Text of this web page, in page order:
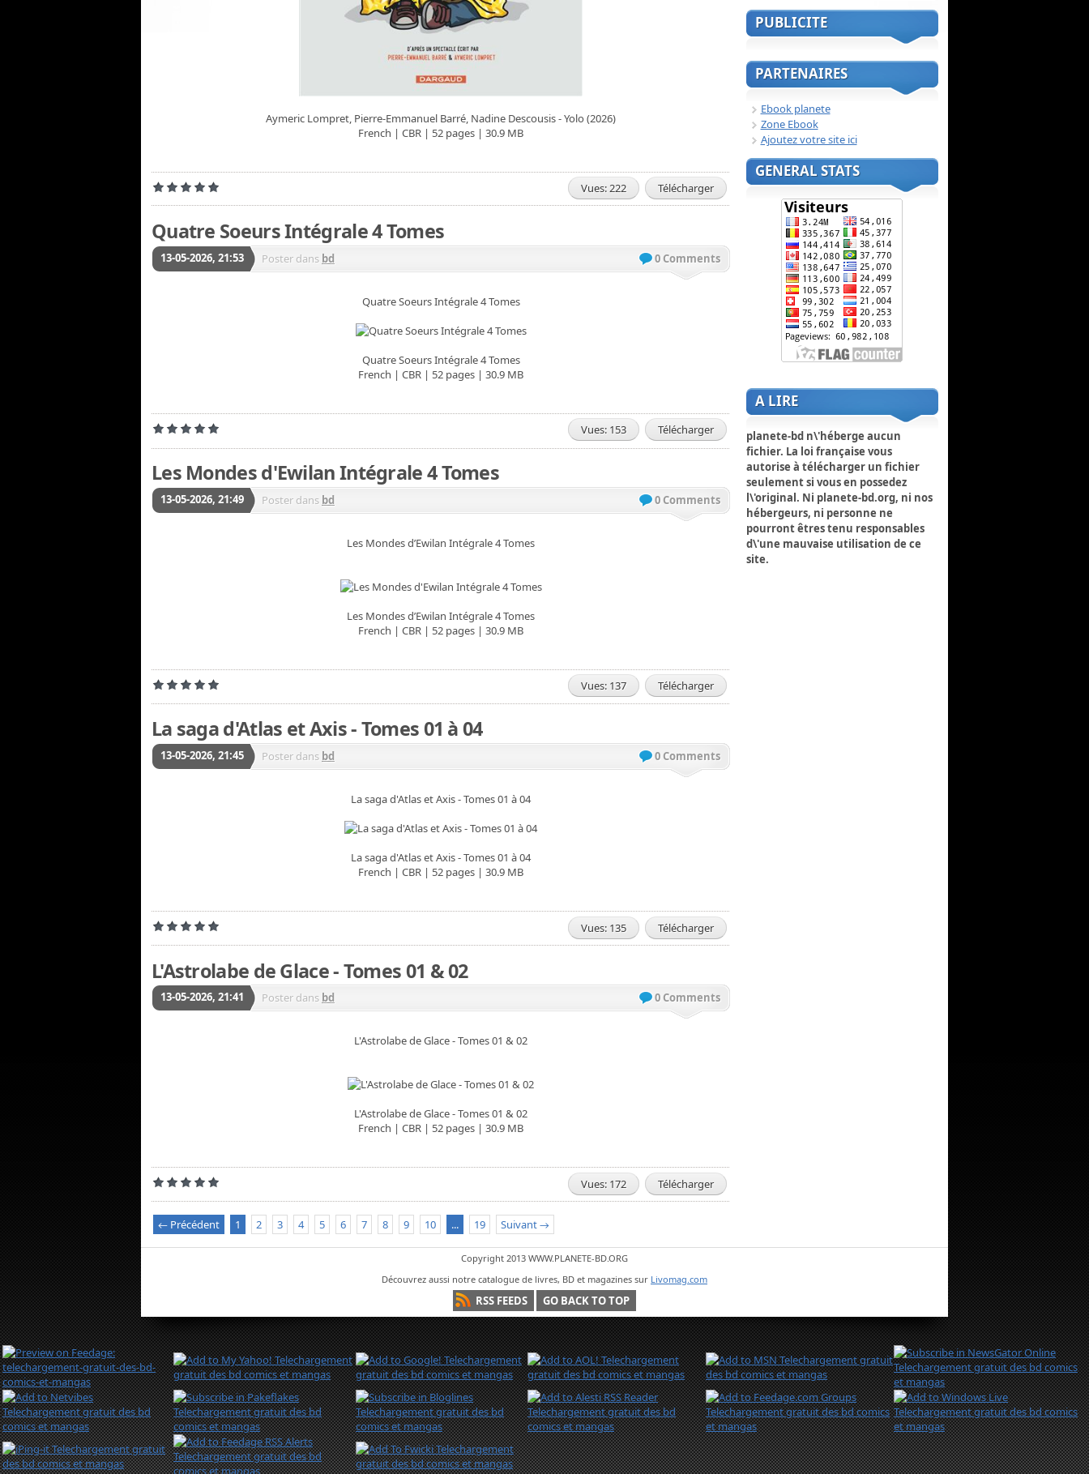
Aymeric Lompret, Pierre-Emmanuel Barré, Nadine Descousis - Yolo (2026)
French | CBR | 52 pages | 30.9 MB
Vues: 222 Télécharger
Quatre Soeurs Intégrale 4 Tomes
13-05-2026, 21:53 Poster dans bd 0 Comments
Quatre Soeurs Intégrale 4 Tomes
Quatre Soeurs Intégrale 4 Tomes
French | CBR | 52 pages | 30.9 MB
Vues: 153 Télécharger
Les Mondes d'Ewilan Intégrale 4 Tomes
13-05-2026, 21:49 Poster dans bd 0 Comments
Les Mondes d’Ewilan Intégrale 4 Tomes
Les Mondes d’Ewilan Intégrale 4 Tomes
French | CBR | 52 pages | 30.9 MB
Vues: 137 Télécharger
La saga d'Atlas et Axis - Tomes 01 à 04
13-05-2026, 21:45 Poster dans bd 0 Comments
La saga d'Atlas et Axis - Tomes 01 à 04
La saga d'Atlas et Axis - Tomes 01 à 04
French | CBR | 52 pages | 30.9 MB
Vues: 135 Télécharger
L'Astrolabe de Glace - Tomes 01 & 02
13-05-2026, 21:41 Poster dans bd 0 Comments
L'Astrolabe de Glace - Tomes 01 & 02
L'Astrolabe de Glace - Tomes 01 & 02
French | CBR | 52 pages | 30.9 MB
Vues: 172 Télécharger
← Précédent 1 2 3 4 5 6 7 8 9 10 ... 19 Suivant →
PUBLICITE
PARTENAIRES
Ebook planete
Zone Ebook
Ajoutez votre site ici
GENERAL STATS
A LIRE
planete-bd n\'héberge aucun
fichier. La loi française vous
autorise à télécharger un fichier
seulement si vous en possedez
l\'original. Ni planete-bd.org, ni nos
hébergeurs, ni personne ne
pourront êtres tenu responsables
d\'une mauvaise utilisation de ce
site.
Copyright 2013 WWW.PLANETE-BD.ORG
Découvrez aussi notre catalogue de livres, BD et magazines sur Livomag.com
RSS FEEDS GO BACK TO TOP